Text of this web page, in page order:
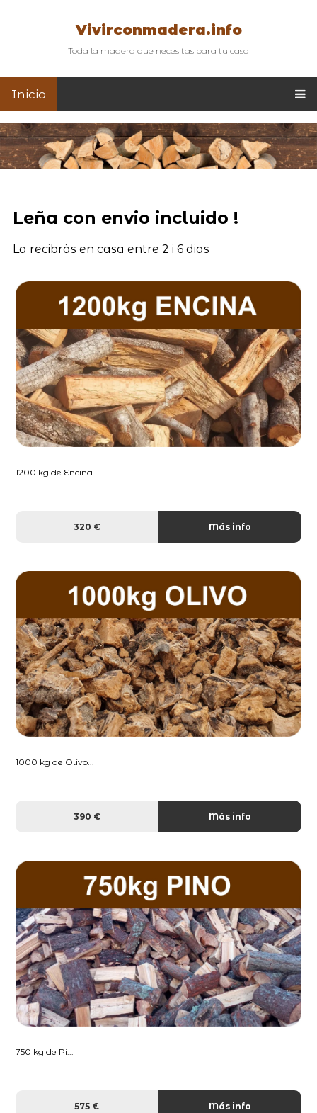
Vivirconmadera.info
Toda la madera que necesitas para tu casa
Inicio
Leña con envio incluido !
La recibràs en casa entre 2 i 6 dias
1200 kg de Encina...
320 € Más info
1000 kg de Olivo...
390 € Más info
750 kg de Pi...
575 € Más info